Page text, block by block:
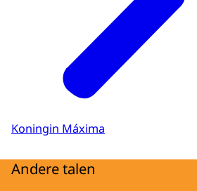
Koningin Máxima
Andere talen